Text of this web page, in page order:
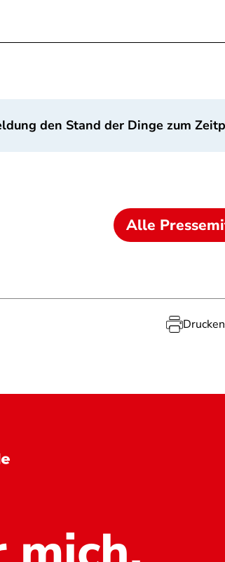
den Stand der Dinge zum
Alle
Drucken